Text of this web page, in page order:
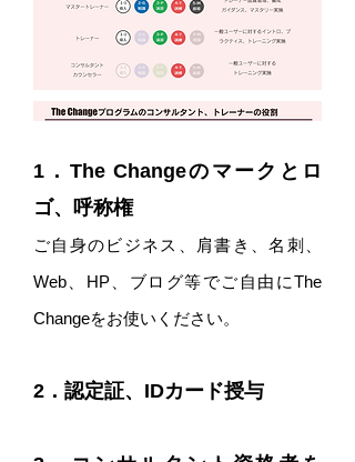
1．The Changeのマークとロ
ゴ、呼称権
ご自身のビジネス、肩書き、名刺、
Web、HP、ブログ等でご自由にThe
Changeをお使いください。
2．認定証、IDカード授与